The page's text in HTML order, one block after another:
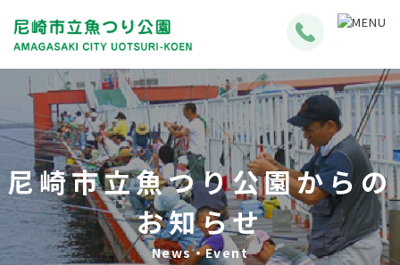
尼崎市立魚つり公園からの
お知らせ
News・Event